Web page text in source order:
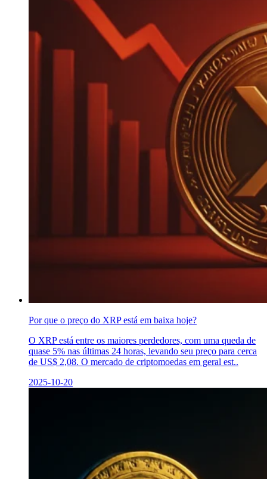
Por que o preço do XRP está em baixa hoje?
O XRP está entre os maiores perdedores, com uma queda de
quase 5% nas últimas 24 horas, levando seu preço para cerca
de US$ 2,08. O mercado de criptomoedas em geral est..
2025-10-20